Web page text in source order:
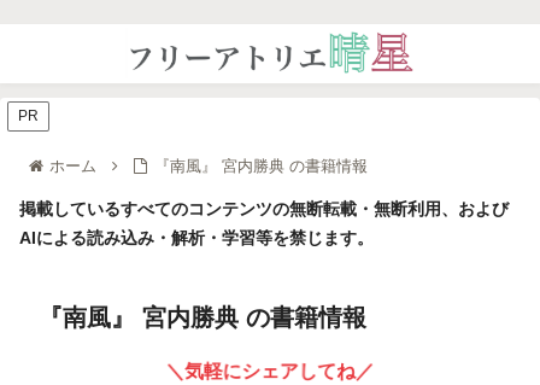
ホーム 『南風』 宮内勝典 の書籍情報
掲載しているすべてのコンテンツの無断転載・無断利用、および
AIによる読み込み・解析・学習等を禁じます。
『南風』 宮内勝典 の書籍情報
＼気軽にシェアしてね／
PR